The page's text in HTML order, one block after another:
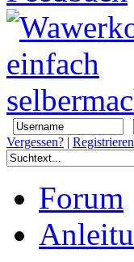
Vergessen? | Registrieren
Forum